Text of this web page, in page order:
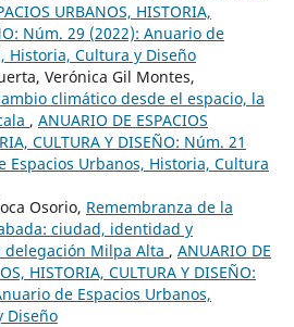
URBANOS, HISTORIA,
Núm. 29 (2022): Anuario de
Historia, Cultura y Diseño
Verónica Gil Montes,
climático desde el espacio, la
, ANUARIO DE ESPACIOS
CULTURA Y DISEÑO: Núm. 21
Espacios Urbanos, Historia, Cultura
Osorio, Remembranza de la
ciudad, identidad y
Milpa Alta , ANUARIO DE
HISTORIA, CULTURA Y DISEÑO:
de Espacios Urbanos,
Diseño